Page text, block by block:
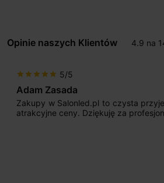
Opinie naszych Klientów 4.9 na
star star star star star 5/5
Adam Zasada
Zakupy w Salonled.pl to czysta
atrakcyjne ceny. Dziękuję za